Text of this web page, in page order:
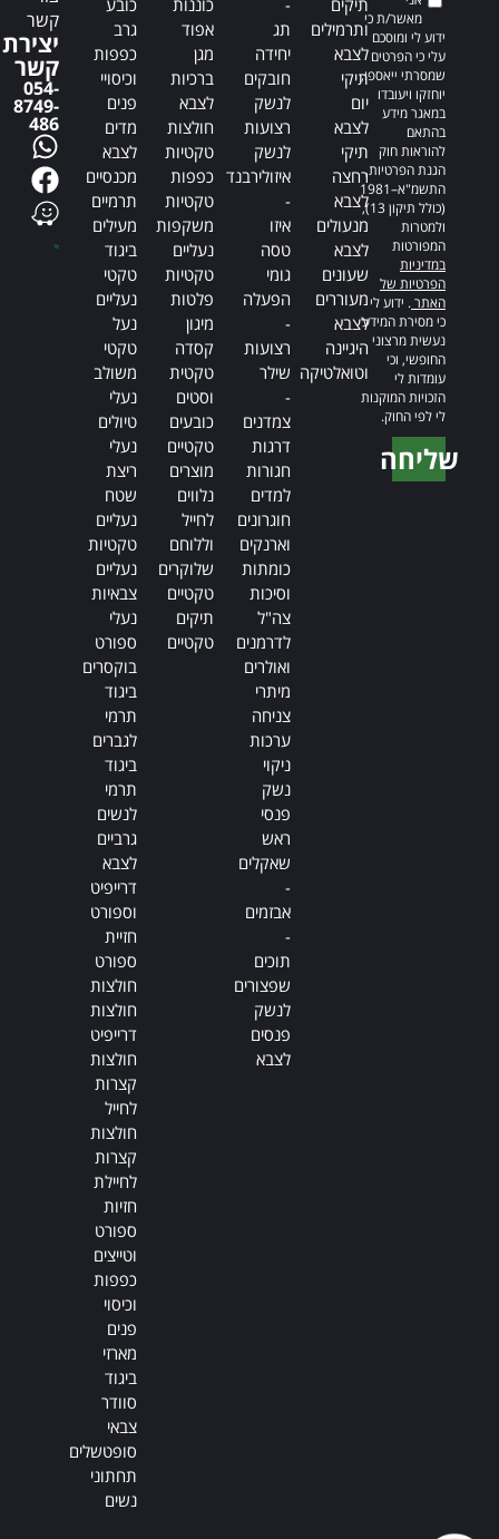
מאשר/ת כי
ידוע לי ומוסכם
עלי כי הפרטים
שמסרתי ייאספו,
יוחזקו ויעובדו
במאגר מידע
בהתאם
להוראות חוק
הגנת הפרטיות,
התשמ"א–1981
(כולל תיקון 13),
ולמטרות
המפורטות
במדיניות
הפרטיות של
האתר. ידוע לי
כי מסירת המידע
נעשית מרצוני
החופשי, וכי
עומדות לי
הזכויות המוקנות
לי לפי החוק.
שליחה
ותרמילים
לצבא
תיקי
יום
לצבא
תיקי
רחצה
לצבא
מנעולים
לצבא
שעונים
מעוררים
לצבא
היגיינה
וטואלטיקה
תג
יחידה
חובקים
לנשק
רצועות
לנשק
איזולירבנד
-
איזו
טסה
גומי
הפעלה
-
רצועות
שילר
-
צמדנים
דרגות
חגורות
למדים
חוגרונים
וארנקים
כומתות
וסיכות
צה"ל
לדרמנים
ואולרים
מיתרי
צניחה
ערכות
ניקוי
נשק
פנסי
ראש
שאקלים
-
אבזמים
-
תוכים
שפצורים
לנשק
פנסים
לצבא
אפוד
מגן
ברכיות
לצבא
חולצות
טקטיות
כפפות
טקטיות
משקפות
נעליים
טקטיות
פלטות
מיגון
קסדה
טקטית
וסטים
כובעים
טקטיים
מוצרים
נלווים
לחייל
וללוחם
שלוקרים
טקטיים
תיקים
טקטיים
גרב
כפפות
וכיסויי
פנים
מדים
לצבא
מכנסיים
תרמיים
מעילים
ביגוד
טקטי
נעליים
נעל
טקטי
משולב
נעלי
טיולים
נעלי
ריצת
שטח
נעליים
טקטיות
נעליים
צבאיות
נעלי
ספורט
בוקסרים
ביגוד
תרמי
לגברים
ביגוד
תרמי
לנשים
גרביים
לצבא
דרייפיט
וספורט
חזיית
ספורט
חולצות
חולצות
דרייפיט
חולצות
קצרות
לחייל
חולצות
קצרות
לחיילת
חזיות
ספורט
וטייצים
כפפות
וכיסוי
פנים
מארזי
ביגוד
סוודר
צבאי
סופטשלים
תחתוני
נשים
קשר
יצירת
קשר
054-
8749-
486